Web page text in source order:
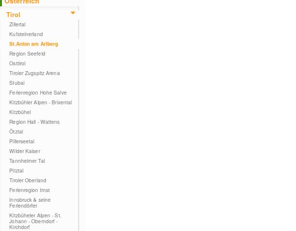
Tirol
Zillertal
Kufsteinerland
St.Anton am Arlberg
Region Seefeld
Osttirol
Tiroler Zugspitz Arena
Stubai
Ferienregion Hohe Salve
Kitzbühler Alpen - Brixental
Kitzbühel
Region Hall - Wattens
Ötztal
Pillerseetal
Wilder Kaiser
Tannheimer Tal
Pitztal
Tiroler Oberland
Ferienregion Imst
Innsbruck & seine
Feriendörfer
Kitzbüheler Alpen - St.
Johann - Oberndorf -
Kirchdorf